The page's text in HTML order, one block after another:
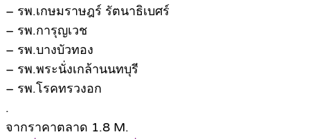
– รพ.เกษมราษฎร์ รัตนาธิเบศร์
– รพ.การุญเวช
– รพ.บางบัวทอง
– รพ.พระนั่งเกล้านนทบุรี
– รพ.โรคทรวงอก
.
จากราคาตลาด 1.8 M.